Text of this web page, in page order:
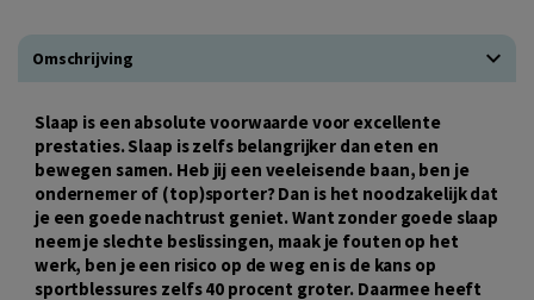
Omschrijving
Slaap is een absolute voorwaarde voor excellente
prestaties. Slaap is zelfs belangrijker dan eten en
bewegen samen. Heb jij een veeleisende baan, ben je
ondernemer of (top)sporter? Dan is het noodzakelijk dat
je een goede nachtrust geniet. Want zonder goede slaap
neem je slechte beslissingen, maak je fouten op het
werk, ben je een risico op de weg en is de kans op
sportblessures zelfs 40 procent groter. Daarmee heeft